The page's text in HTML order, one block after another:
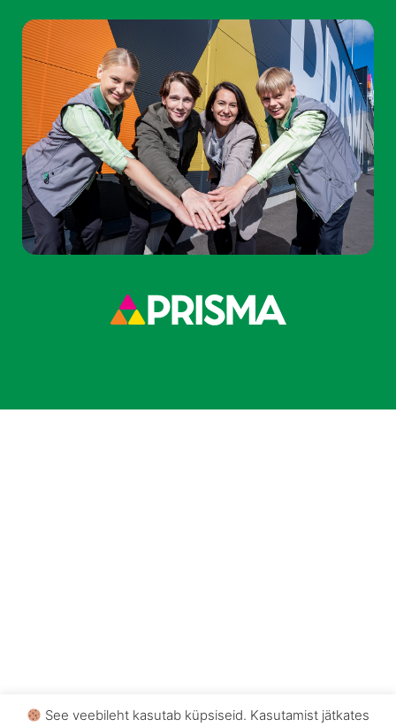
See veebileht kasutab küpsiseid. Kasutamist jätkates